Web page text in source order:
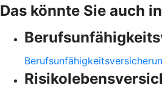
Das könnte Sie auch